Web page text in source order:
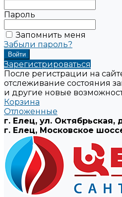
Пароль
Запомнить меня
Забыли пароль?
Зарегистрироваться
После регистрации на
отслеживание состояния
и другие новые
Корзина
Отложенные
г. Елец, ул. Октябрьская,
г. Елец, Московское